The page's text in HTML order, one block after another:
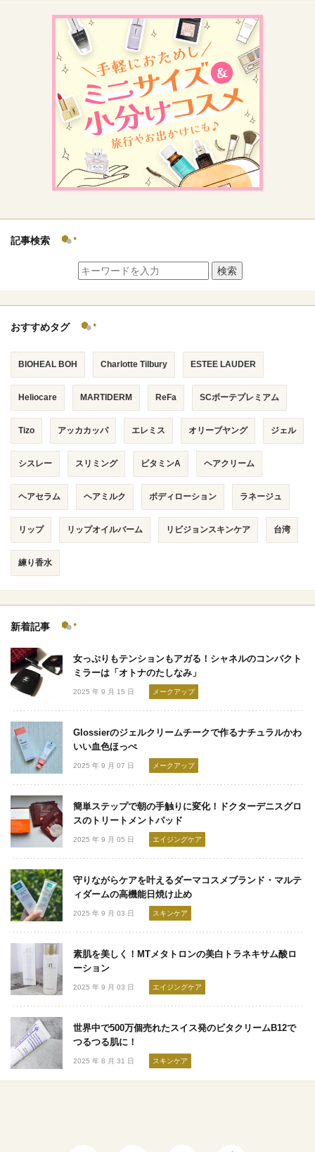
記事検索
検索
おすすめタグ
BIOHEAL BOH Charlotte Tilbury ESTEE LAUDER
Heliocare MARTIDERM ReFa SCボーテプレミアム
Tizo アッカカッパ エレミス オリーブヤング ジェル
シスレー スリミング ビタミンA ヘアクリーム
ヘアセラム ヘアミルク ボディローション ラネージュ
リップ リップオイルバーム リビジョンスキンケア 台湾
練り香水
新着記事
女っぷりもテンションもアガる！シャネルのコンパクト
ミラーは「オトナのたしなみ」
2025 年 9 月 15 日 メークアップ
Glossierのジェルクリームチークで作るナチュラルかわ
いい血色ほっぺ
2025 年 9 月 07 日 メークアップ
簡単ステップで朝の手触りに変化！ドクターデニスグロ
スのトリートメントパッド
2025 年 9 月 05 日 エイジングケア
守りながらケアを叶えるダーマコスメブランド・マルテ
ィダームの高機能日焼け止め
2025 年 9 月 03 日 スキンケア
素肌を美しく！MTメタトロンの美白トラネキサム酸ロ
ーション
2025 年 9 月 03 日 エイジングケア
世界中で500万個売れたスイス発のビタクリームB12で
つるつる肌に！
2025 年 8 月 31 日 スキンケア